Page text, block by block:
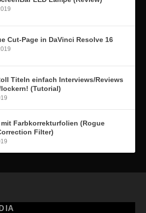
Cut-Page in DaVinci Resolve 16
Titeln einfach Interviews/Reviews
(Tutorial)
Farbkorrekturfolien (Rogue
Filter)